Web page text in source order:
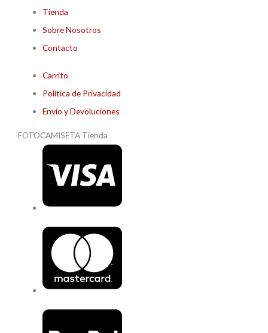
Tienda
Sobre Nosotros
Contacto
Carrito
Política de Privacidad
Envío y Devoluciones
FOTOCAMISETA Tienda